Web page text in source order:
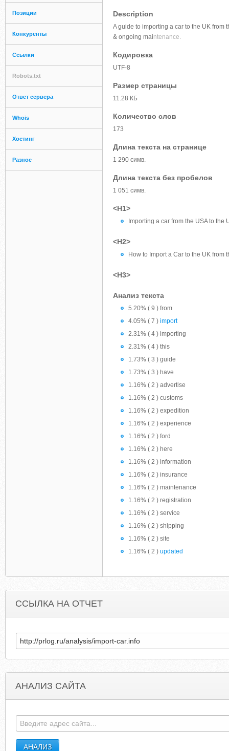
Позиции
Конкуренты
Ссылки
Robots.txt
Ответ сервера
Whois
Хостинг
Разное
Description
A guide to importing a car to the UK from
& ongoing maintenance.
Кодировка
UTF-8
Размер страницы
11.28 КБ
Количество слов
173
Длина текста на странице
1 290 симв.
Длина текста без пробелов
1 051 симв.
<H1>
Importing a car from the USA to the
<H2>
How to Import a Car to the UK from
<H3>
Анализ текста
5.20% ( 9 ) from
4.05% ( 7 ) import
2.31% ( 4 ) importing
2.31% ( 4 ) this
1.73% ( 3 ) guide
1.73% ( 3 ) have
1.16% ( 2 ) advertise
1.16% ( 2 ) customs
1.16% ( 2 ) expedition
1.16% ( 2 ) experience
1.16% ( 2 ) ford
1.16% ( 2 ) here
1.16% ( 2 ) information
1.16% ( 2 ) insurance
1.16% ( 2 ) maintenance
1.16% ( 2 ) registration
1.16% ( 2 ) service
1.16% ( 2 ) shipping
1.16% ( 2 ) site
1.16% ( 2 ) updated
ССЫЛКА НА ОТЧЕТ
АНАЛИЗ САЙТА